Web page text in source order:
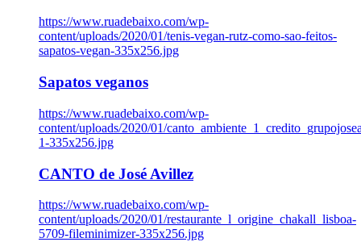
https://www.ruadebaixo.com/wp-
content/uploads/2020/01/tenis-vegan-rutz-como-sao-feitos-
sapatos-vegan-335x256.jpg
Sapatos veganos
https://www.ruadebaixo.com/wp-
content/uploads/2020/01/
1-335x256.jpg
CANTO de José Avillez
https://www.ruadebaixo.com/wp-
content/uploads/2020/01/restaurante_l_origine_chakall_lisboa-
5709-fileminimizer-335x256.jpg